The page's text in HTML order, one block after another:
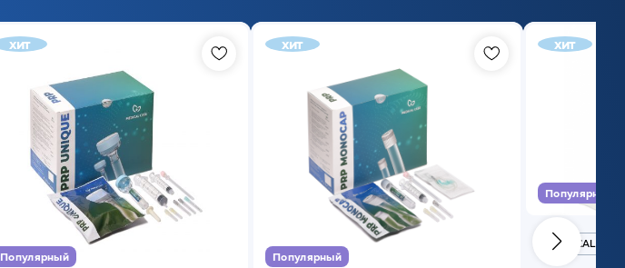
хит
Популярный
хит
Популярный
хит
Популярный
MEDICAL CASE